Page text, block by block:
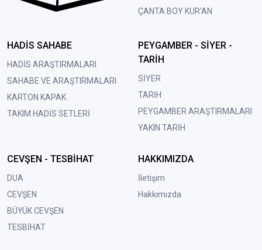
ÇANTA BOY KUR'AN
HADİS SAHABE
HADİS ARAŞTIRMALARI
SAHABE VE ARAŞTIRMALARI
KARTON KAPAK
TAKIM HADİS SETLERİ
PEYGAMBER - SİYER -
TARİH
SİYER
TARİH
PEYGAMBER ARAŞTIRMALARI
YAKIN TARİH
CEVŞEN - TESBİHAT
DUA
CEVŞEN
BÜYÜK CEVŞEN
TESBİHAT
HAKKIMIZDA
İletişim
Hakkımızda